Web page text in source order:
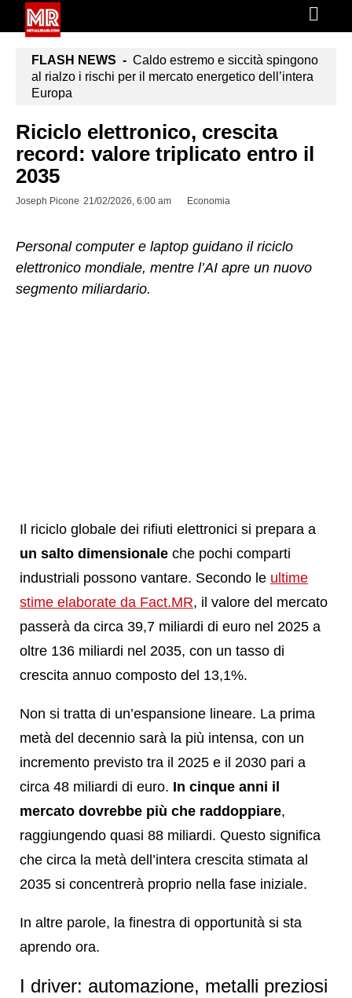
FLASH NEWS - Caldo estremo e siccità spingono
al rialzo i rischi per il mercato energetico dell’intera
Europa
Riciclo elettronico, crescita
record: valore triplicato entro il
2035
Joseph Picone 21/02/2026, 6:00 am Economia
Personal computer e laptop guidano il riciclo
elettronico mondiale, mentre l’AI apre un nuovo
segmento miliardario.
Il riciclo globale dei rifiuti elettronici si prepara a
un salto dimensionale che pochi comparti
industriali possono vantare. Secondo le ultime
stime elaborate da Fact.MR, il valore del mercato
passerà da circa 39,7 miliardi di euro nel 2025 a
oltre 136 miliardi nel 2035, con un tasso di
crescita annuo composto del 13,1%.
Non si tratta di un’espansione lineare. La prima
metà del decennio sarà la più intensa, con un
incremento previsto tra il 2025 e il 2030 pari a
circa 48 miliardi di euro. In cinque anni il
mercato dovrebbe più che raddoppiare,
raggiungendo quasi 88 miliardi. Questo significa
che circa la metà dell’intera crescita stimata al
2035 si concentrerà proprio nella fase iniziale.
In altre parole, la finestra di opportunità si sta
aprendo ora.
I driver: automazione, metalli preziosi